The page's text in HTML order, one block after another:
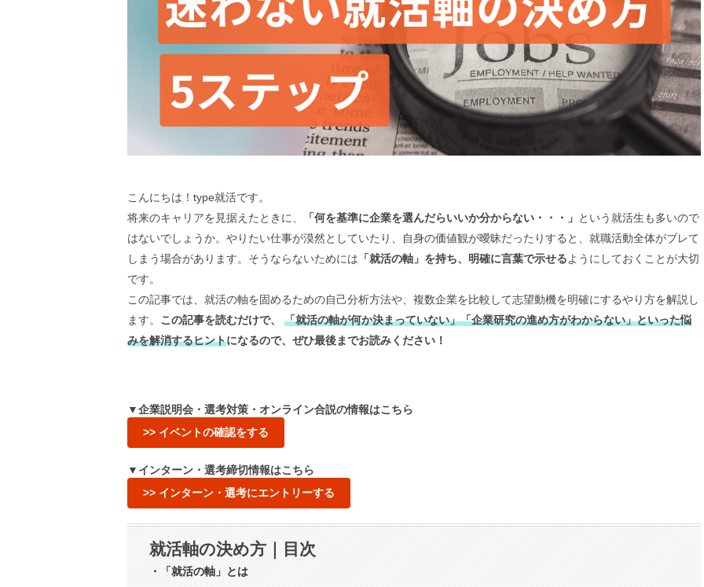
こんにちは！type就活です。
将来のキャリアを見据えたときに、
「何を基準に企業を選んだらいいか分からない・・・」 という就活生も多いので
はないでしょうか。やりたい仕事が漠然としていたり、自身の価値観が曖昧だったりすると、就職活動全体がブレて
しまう場合があります。そうならないためには 「就活の軸」を持ち、明確に言葉で示せるようにしておくことが大切
です。
この記事では、就活の軸を固めるための自己分析方法や、複数企業を比較して志望動機を明確にするやり方を解説し
ます。 この記事を読むだけで、 「就活の軸が何か決まっていない」「企業研究の進め方がわからない」といった悩
みを解消するヒントになるので、ぜひ最後までお読みください！
▼企業説明会・選考対策・オンライン合説の情報はこちら
>> イベントの確認をする
▼インターン・選考締切情報はこちら
>> インターン・選考にエントリーする
就活軸の決め方｜目次
・「就活の軸」とは